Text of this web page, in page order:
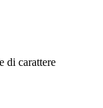
di carattere